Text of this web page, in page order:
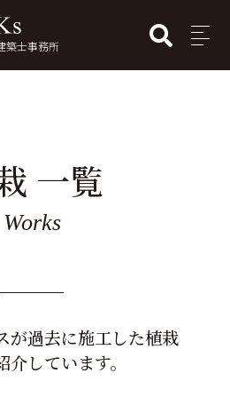
築士事務所 MENU
一覧
Works
が過去に施工した植栽
しています。